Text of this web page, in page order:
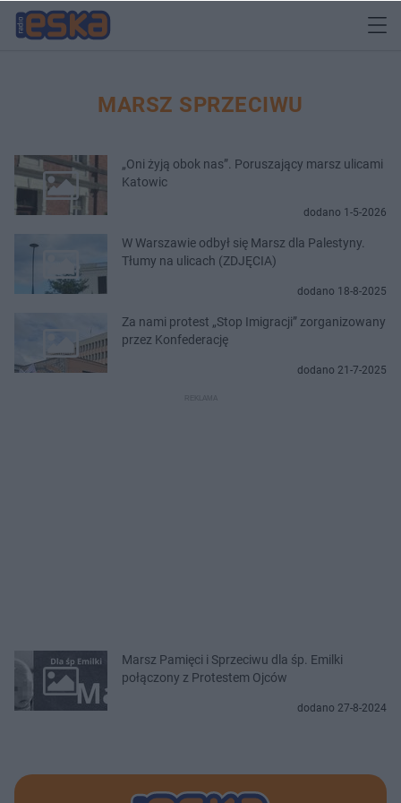
MARSZ SPRZECIWU
„Oni żyją obok nas”. Poruszający marsz ulicami
Katowic
dodano 1-5-2026
W Warszawie odbył się Marsz dla Palestyny.
Tłumy na ulicach (ZDJĘCIA)
dodano 18-8-2025
Za nami protest „Stop Imigracji” zorganizowany
przez Konfederację
dodano 21-7-2025
Marsz Pamięci i Sprzeciwu dla śp. Emilki
połączony z Protestem Ojców
dodano 27-8-2024